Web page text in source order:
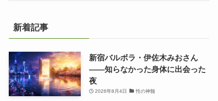
新着記事
新宿バルボラ・伊佐木みおさん
――知らなかった身体に出会った
夜
2026年8月4日 性の神髄